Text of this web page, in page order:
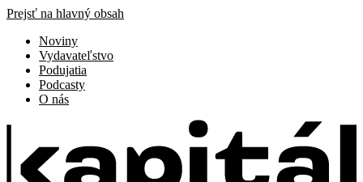
Prejsť na hlavný obsah
Noviny
Vydavateľstvo
Podujatia
Podcasty
O nás